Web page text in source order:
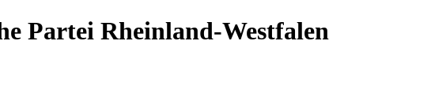
Partei Rheinland-Westfalen